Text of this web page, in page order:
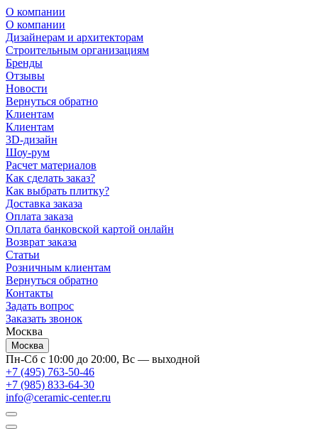
О компании
О компании
Дизайнерам и архитекторам
Строительным организациям
Бренды
Отзывы
Новости
Вернуться обратно
Клиентам
Клиентам
3D-дизайн
Шоу-рум
Расчет материалов
Как сделать заказ?
Как выбрать плитку?
Доставка заказа
Оплата заказа
Оплата банковской картой онлайн
Возврат заказа
Статьи
Розничным клиентам
Вернуться обратно
Контакты
Задать вопрос
Заказать звонок
Москва
Москва
Пн-Сб с 10:00 до 20:00, Вс — выходной
+7 (495) 763-50-46
+7 (985) 833-64-30
info@ceramic-center.ru